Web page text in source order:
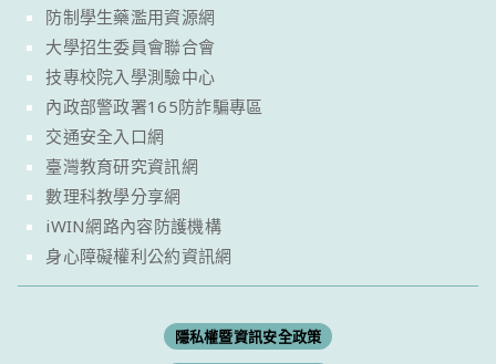
防制學生藥濫用資源網
大學招生委員會聯合會
技專校院入學測驗中心
內政部警政署165防詐騙專區
交通安全入口網
臺灣教育研究資訊網
數理科教學分享網
iWIN網路內容防護機構
身心障礙權利公約資訊網
隱私權暨資訊安全政策